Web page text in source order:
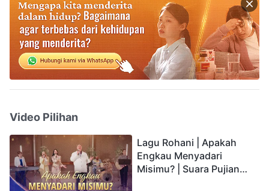
Video Pilihan
Lagu Rohani | Apakah
Engkau Menyadari
Misimu? | Suara Pujian